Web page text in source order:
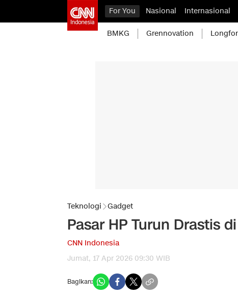
For You Nasional Internasional
BMKG Grennovation
Teknologi Gadget
Pasar HP Turun Drastis
CNN Indonesia
Jumat, 17 Apr 2026 09:30 WIB
Bagikan: